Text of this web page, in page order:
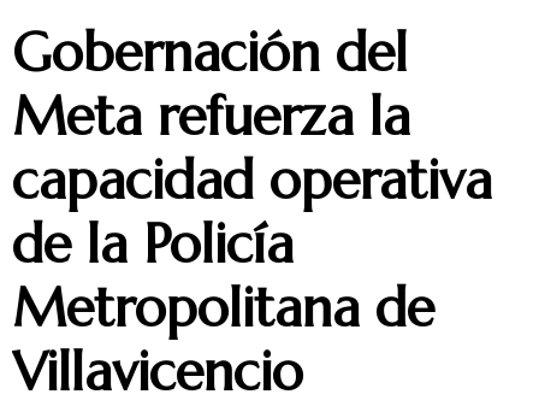
Gobernación del
Meta refuerza la
capacidad operativa
de la Policía
Metropolitana de
Villavicencio